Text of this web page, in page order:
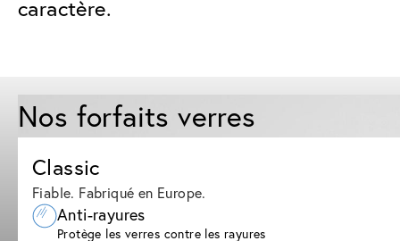
caractère.
Nos forfaits verres
Classic
Fiable. Fabriqué en Europe.
Anti-rayures
Protège les verres contre les rayures